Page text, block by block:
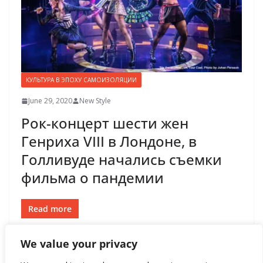
We value your privacy
КУЛЬТУРА В ЭПОХУ САМОИЗОЛЯЦИИ
June 29, 2020 New Style
Рок-концерт шести жен
Генриха VIII в Лондоне, в
Голливуде начались съемки
фильма о пандемии
Read more